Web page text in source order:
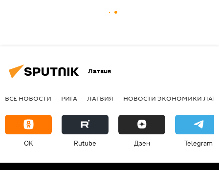
Латвия
ВСЕ НОВОСТИ РИГА ЛАТВИЯ НОВОСТИ ЭКОНОМИКИ
OK Rutube Дзен Telegram